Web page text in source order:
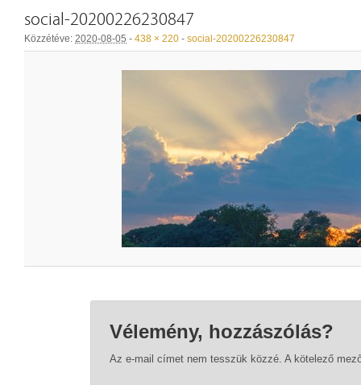
social-20200226230847
Közzétéve: 2020-08-05 - 438 × 220 - social-20200226230847
Vélemény, hozzászólás?
Az e-mail címet nem tesszük közzé. A kötelező